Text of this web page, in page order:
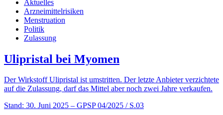
Aktuelles
Arzneimittelrisiken
Menstruation
Politik
Zulassung
Ulipristal bei Myomen
Der Wirkstoff Ulipristal ist umstritten. Der letzte Anbieter verzichtete
auf die Zulassung, darf das Mittel aber noch zwei Jahre verkaufen.
Stand: 30. Juni 2025 – GPSP 04/2025 / S.03